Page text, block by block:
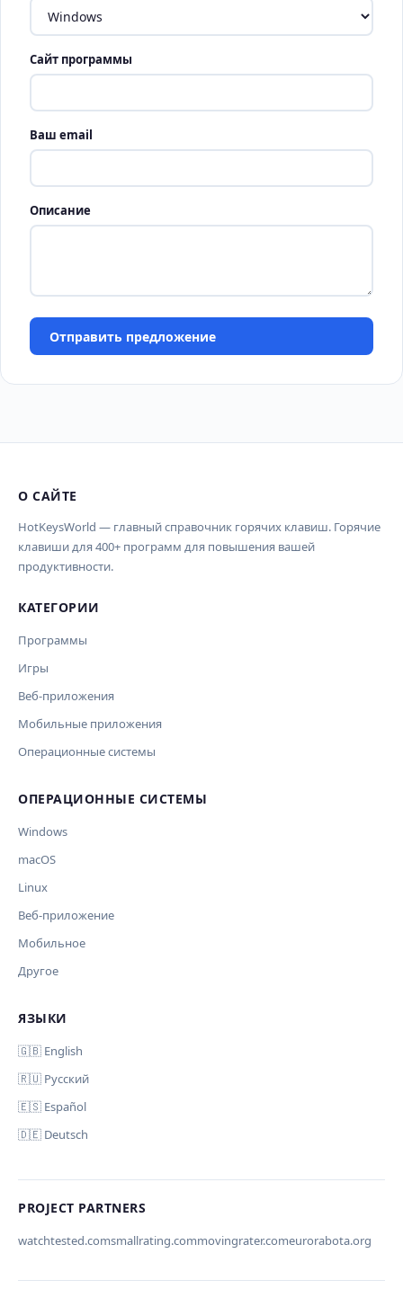
Сайт программы
Ваш email
Описание
Отправить предложение
О САЙТЕ
HotKeysWorld — главный справочник горячих клавиш. Горячие
клавиши для 400+ программ для повышения вашей
продуктивности.
КАТЕГОРИИ
Программы
Игры
Веб-приложения
Мобильные приложения
Операционные системы
ОПЕРАЦИОННЫЕ СИСТЕМЫ
Windows
macOS
Linux
Веб-приложение
Мобильное
Другое
ЯЗЫКИ
🇬🇧 English
🇷🇺 Русский
🇪🇸 Español
🇩🇪 Deutsch
PROJECT PARTNERS
watchtested.comsmallrating.commovingrater.comeurorabota.org